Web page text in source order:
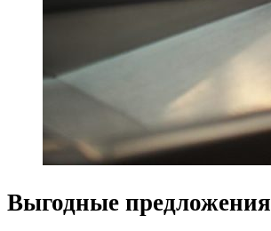
Выгодные предложения